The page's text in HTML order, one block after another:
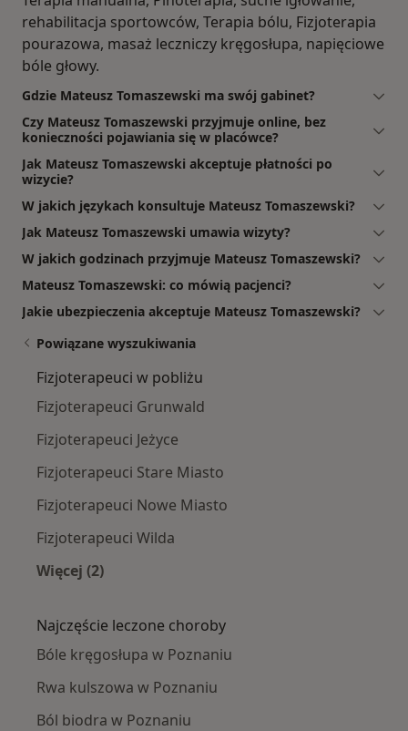
rehabilitacja sportowców, Terapia bólu, Fizjoterapia
pourazowa, masaż leczniczy kręgosłupa, napięciowe
bóle głowy.
Gdzie Mateusz Tomaszewski ma swój gabinet?
Czy Mateusz Tomaszewski przyjmuje online, bez
konieczności pojawiania się w placówce?
Jak Mateusz Tomaszewski akceptuje płatności po
wizycie?
W jakich językach konsultuje Mateusz Tomaszewski?
Jak Mateusz Tomaszewski umawia wizyty?
W jakich godzinach przyjmuje Mateusz Tomaszewski?
Mateusz Tomaszewski: co mówią pacjenci?
Jakie ubezpieczenia akceptuje Mateusz Tomaszewski?
Powiązane wyszukiwania
Fizjoterapeuci w pobliżu
Fizjoterapeuci Grunwald
Fizjoterapeuci Jeżyce
Fizjoterapeuci Stare Miasto
Fizjoterapeuci Nowe Miasto
Fizjoterapeuci Wilda
Więcej (2)
Najczęście leczone choroby
Bóle kręgosłupa w Poznaniu
Rwa kulszowa w Poznaniu
Ból biodra w Poznaniu